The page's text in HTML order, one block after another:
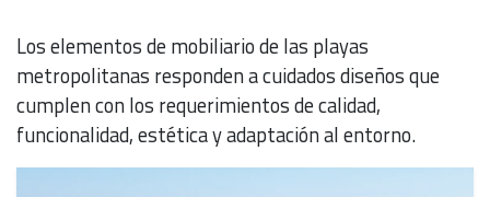
Los elementos de mobiliario de las playas
metropolitanas responden a cuidados diseños que
cumplen con los requerimientos de calidad,
funcionalidad, estética y adaptación al entorno.